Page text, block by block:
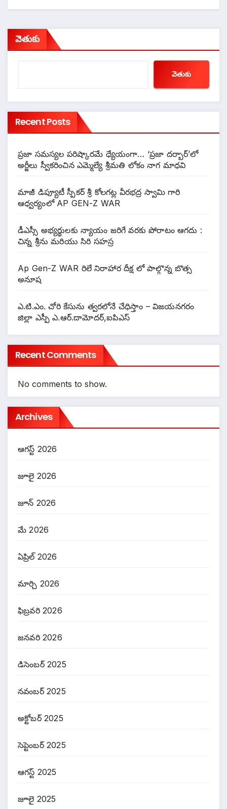
వెతుకు
వెతుకు
Recent Posts
ప్రజా సమస్యల పరిష్కారమే ధ్యేయంగా… ‘ప్రజా దర్బార్’లో
అర్జీలు స్వీకరించిన ఎమ్మెల్యే శ్రీమతి లోకం నాగ మాధవి
మాజీ డిప్యూటీ స్పీకర్ శ్రీ కోలగట్ల వీరభద్ర స్వామి గారి
ఆధ్వర్యంలో AP GEN-Z WAR
డీఎస్సీ అభ్యర్థులకు న్యాయం జరిగే వరకు పోరాటం ఆగదు :
చిన్న శ్రీను మరియు సిరి సహస్ర
Ap Gen-Z WAR రిలే నిరాహార దీక్ష లో పాల్గొన్న బొత్స
అనూష
ఎ.టి.ఎం. చోరి కేసును త్వరలోనే చేధిస్తాం – విజయనగరం
జిల్లా ఎస్పీ ఎ.ఆర్.దామోదర్,ఐపిఎస్
Recent Comments
No comments to show.
Archives
ఆగస్ట్ 2026
జూలై 2026
జూన్ 2026
మే 2026
ఏప్రిల్ 2026
మార్చి 2026
ఫిబ్రవరి 2026
జనవరి 2026
డిసెంబర్ 2025
నవంబర్ 2025
అక్టోబర్ 2025
సెప్టెంబర్ 2025
ఆగస్ట్ 2025
జూలై 2025